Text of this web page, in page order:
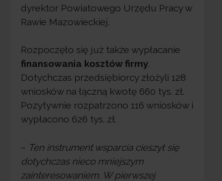
dyrektor Powiatowego Urzędu Pracy w
Rawie Mazowieckiej.
Rozpoczęło się już także wypłacanie
finansowania kosztów firmy.
Dotychczas przedsiębiorcy złożyli 128
wniosków na łączną kwotę 660 tys. zł.
Pozytywnie rozpatrzono 116 wniosków i
wypłacono 626 tys. zł.
– Ten instrument wsparcia cieszył się
dotychczas nieco mniejszym
zainteresowaniem. W pierwszej